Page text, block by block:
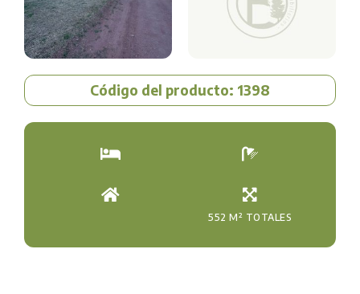
Código del producto: 1398
552 M² TOTALES